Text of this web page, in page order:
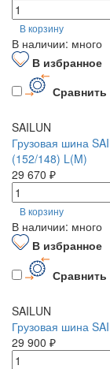
В корзину
В наличии: много
В избранное
Сравнить
SAILUN
Грузовая шина
(152/148) L(M)
29 670 ₽
В корзину
В наличии: много
В избранное
Сравнить
SAILUN
Грузовая шина
29 900 ₽